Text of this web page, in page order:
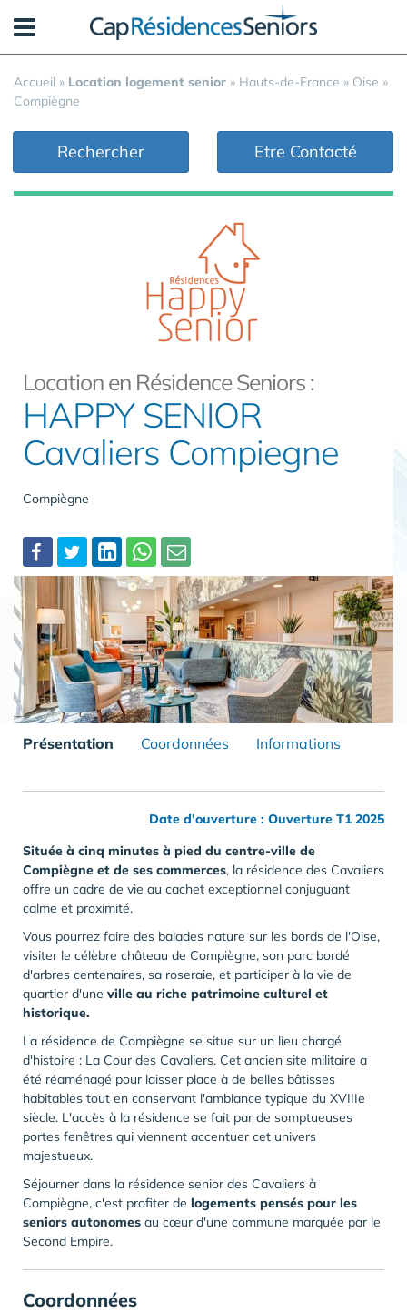
Accueil » Location logement senior » Hauts-de-France » Oise »
Compiègne
Rechercher Etre Contacté
Location en Résidence Seniors :
HAPPY SENIOR
Cavaliers Compiegne
Compiègne
Partager
Présentation Coordonnées Informations
Date d'ouverture : Ouverture T1 2025
Située à cinq minutes à pied du centre-ville de
Compiègne et de ses commerces, la résidence des Cavaliers
offre un cadre de vie au cachet exceptionnel conjuguant
calme et proximité.
Vous pourrez faire des balades nature sur les bords de l'Oise,
visiter le célèbre château de Compiègne, son parc bordé
d'arbres centenaires, sa roseraie, et participer à la vie de
quartier d'une ville au riche patrimoine culturel et
historique.
La résidence de Compiègne se situe sur un lieu chargé
d'histoire : La Cour des Cavaliers. Cet ancien site militaire a
été réaménagé pour laisser place à de belles bâtisses
habitables tout en conservant l'ambiance typique du XVIIIe
siècle. L'accès à la résidence se fait par de somptueuses
portes fenêtres qui viennent accentuer cet univers
majestueux.
Séjourner dans la résidence senior des Cavaliers à
Compiègne, c'est profiter de logements pensés pour les
seniors autonomes au cœur d'une commune marquée par le
Second Empire.
Coordonnées